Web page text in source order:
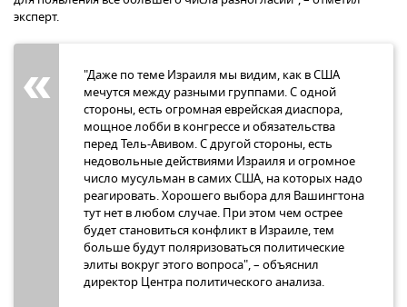
эксперт.
"Даже по теме Израиля мы видим, как в США
мечутся между разными группами. С одной
стороны, есть огромная еврейская диаспора,
мощное лобби в конгрессе и обязательства
перед Тель-Авивом. С другой стороны, есть
недовольные действиями Израиля и огромное
число мусульман в самих США, на которых надо
реагировать. Хорошего выбора для Вашингтона
тут нет в любом случае. При этом чем острее
будет становиться конфликт в Израиле, тем
больше будут поляризоваться политические
элиты вокруг этого вопроса", – объяснил
директор Центра политического анализа.